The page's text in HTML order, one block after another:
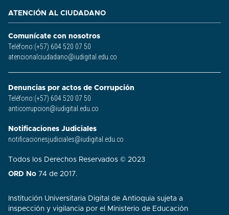
ATENCIÓN AL CIUDADANO
Comunícate con nosotros
Teléfono:(+57) 604 520 07 50
atencionalciudadano@iudigital.edu.co
Denuncias por actos de Corrupción
Teléfono:(+57) 604 520 07 50
anticorrupcion@iudigital.edu.co
Notificaciones Judiciales
notificacionesjudiciales@iudigital.edu.co
Todos los Derechos Reservados © 2023
ORD No 74 de 2017.
Institución Universitaria Digital de Antioquia sujeta a
inspección y vigilancia por el Ministerio de Educación